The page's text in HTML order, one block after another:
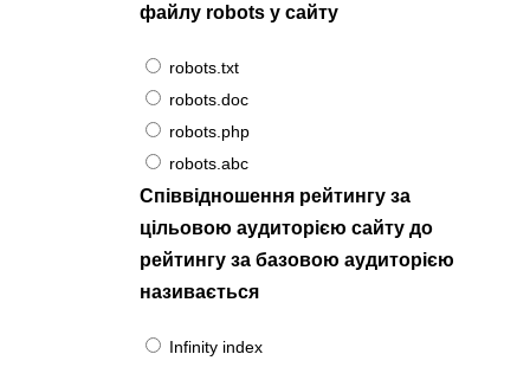
файлу robots у сайту
robots.txt
robots.doc
robots.php
robots.abc
Співвідношення рейтингу за
цільовою аудиторією сайту до
рейтингу за базовою аудиторією
називається
Infinity index